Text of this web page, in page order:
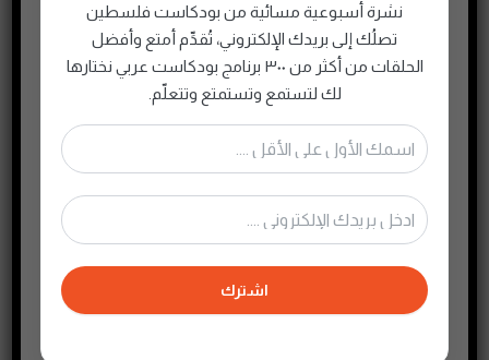
لماذا نتشافى: أثراستعادة الذات على تكون الواقع الذي تريد
نشرة أسبوعية مسائية من بودكاست فلسطين
تصلُك إلى بريدك الإلكتروني، تُقدِّم أمتع وأفضل
الحلقات من أكثر من ٣٠٠ برنامج بودكاست عربي نختارها
لك لتستمع وتستمتع وتتعلّم.
اشترك